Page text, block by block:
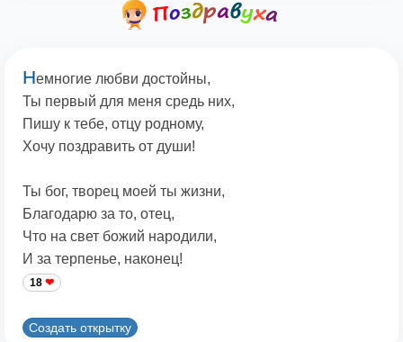
Немногие любви достойны,
Ты первый для меня средь них,
Пишу к тебе, отцу родному,
Хочу поздравить от души!
Ты бог, творец моей ты жизни,
Благодарю за то, отец,
Что на свет божий народили,
И за терпенье, наконец!
18
Создать открытку